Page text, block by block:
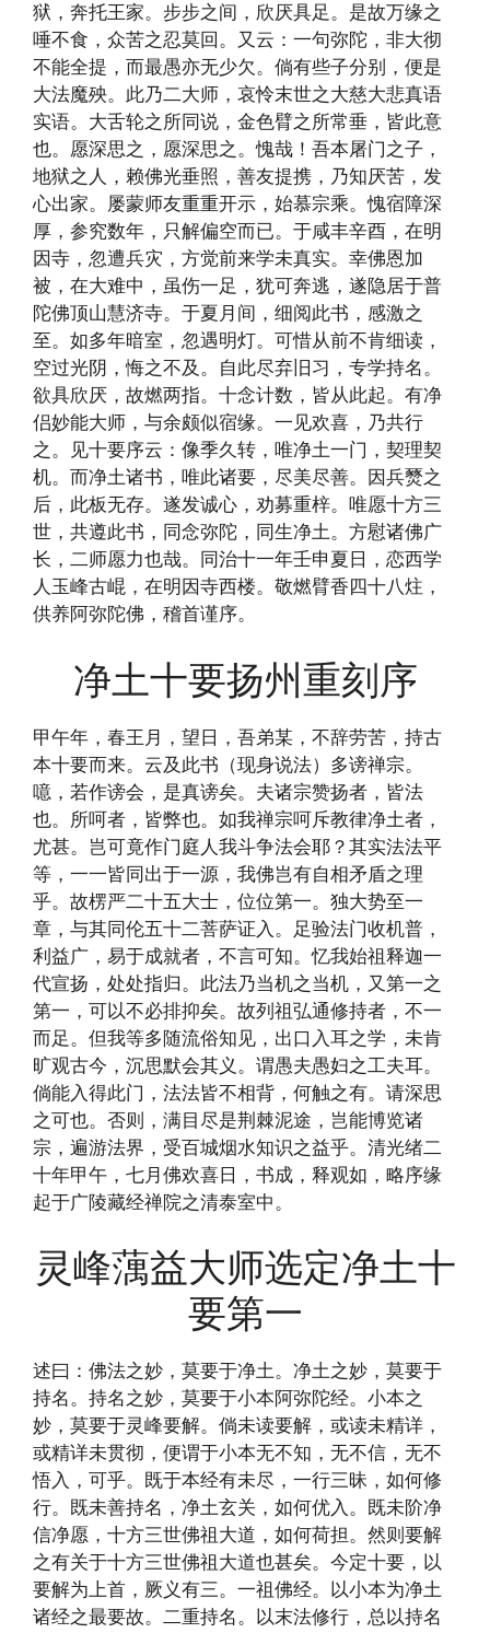
狱，奔托王家。步步之间，欣厌具足。是故万缘之
唾不食，众苦之忍莫回。又云：一句弥陀，非大彻
不能全提，而最愚亦无少欠。倘有些子分别，便是
大法魔殃。此乃二大师，哀怜末世之大慈大悲真语
实语。大舌轮之所同说，金色臂之所常垂，皆此意
也。愿深思之，愿深思之。愧哉！吾本屠门之子，
地狱之人，赖佛光垂照，善友提携，乃知厌苦，发
心出家。屡蒙师友重重开示，始慕宗乘。愧宿障深
厚，参究数年，只解偏空而已。于咸丰辛酉，在明
因寺，忽遭兵灾，方觉前来学未真实。幸佛恩加
被，在大难中，虽伤一足，犹可奔逃，遂隐居于普
陀佛顶山慧济寺。于夏月间，细阅此书，感激之
至。如多年暗室，忽遇明灯。可惜从前不肯细读，
空过光阴，悔之不及。自此尽弃旧习，专学持名。
欲具欣厌，故燃两指。十念计数，皆从此起。有净
侣妙能大师，与余颇似宿缘。一见欢喜，乃共行
之。见十要序云：像季久转，唯净土一门，契理契
机。而净土诸书，唯此诸要，尽美尽善。因兵燹之
后，此板无存。遂发诚心，劝募重梓。唯愿十方三
世，共遵此书，同念弥陀，同生净土。方慰诸佛广
长，二师愿力也哉。同治十一年壬申夏日，恋西学
人玉峰古崐，在明因寺西楼。敬燃臂香四十八炷，
供养阿弥陀佛，稽首谨序。
净土十要扬州重刻序
甲午年，春王月，望日，吾弟某，不辞劳苦，持古
本十要而来。云及此书（现身说法）多谤禅宗。
噫，若作谤会，是真谤矣。夫诸宗赞扬者，皆法
也。所呵者，皆弊也。如我禅宗呵斥教律净土者，
尤甚。岂可竟作门庭人我斗争法会耶？其实法法平
等，一一皆同出于一源，我佛岂有自相矛盾之理
乎。故楞严二十五大士，位位第一。独大势至一
章，与其同伦五十二菩萨证入。足验法门收机普，
利益广，易于成就者，不言可知。忆我始祖释迦一
代宣扬，处处指归。此法乃当机之当机，又第一之
第一，可以不必排抑矣。故列祖弘通修持者，不一
而足。但我等多随流俗知见，出口入耳之学，未肯
旷观古今，沉思默会其义。谓愚夫愚妇之工夫耳。
倘能入得此门，法法皆不相背，何触之有。请深思
之可也。否则，满目尽是荆棘泥途，岂能博览诸
宗，遍游法界，受百城烟水知识之益乎。清光绪二
十年甲午，七月佛欢喜日，书成，释观如，略序缘
起于广陵藏经禅院之清泰室中。
灵峰蕅益大师选定净土十
要第一
述曰：佛法之妙，莫要于净土。净土之妙，莫要于
持名。持名之妙，莫要于小本阿弥陀经。小本之
妙，莫要于灵峰要解。倘未读要解，或读未精详，
或精详未贯彻，便谓于小本无不知，无不信，无不
悟入，可乎。既于本经有未尽，一行三昧，如何修
行。既未善持名，净土玄关，如何优入。既未阶净
信净愿，十方三世佛祖大道，如何荷担。然则要解
之有关于十方三世佛祖大道也甚矣。今定十要，以
要解为上首，厥义有三。一祖佛经。以小本为净土
诸经之最要故。二重持名。以末法修行，总以持名